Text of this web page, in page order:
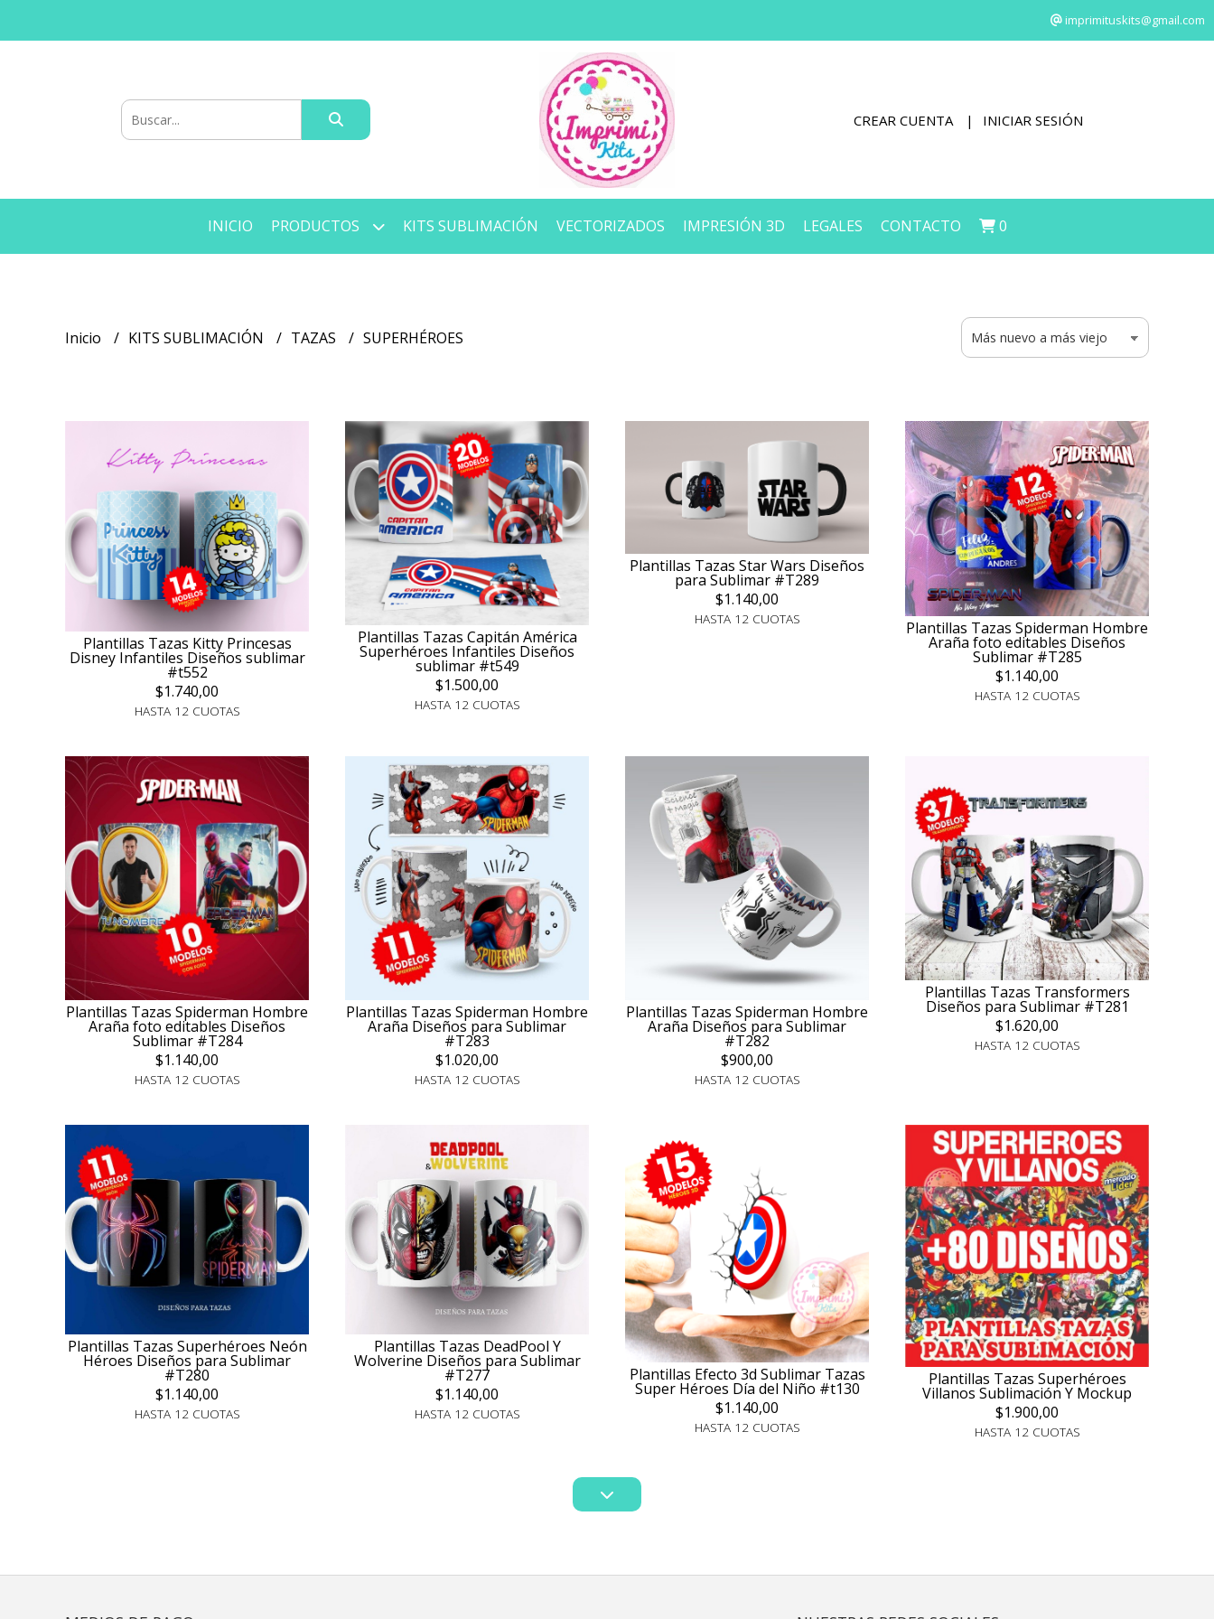
imprimituskits@gmail.com
CREAR CUENTA INICIAR SESIÓN
INICIO PRODUCTOS KITS SUBLIMACIÓN VECTORIZADOS IMPRESIÓN 3D LEGALES CONTACTO 0
Inicio KITS SUBLIMACIÓN TAZAS SUPERHÉROES
Plantillas Tazas Kitty Princesas
Disney Infantiles Diseños sublimar
#t552
$1.740,00
HASTA 12 CUOTAS
Plantillas Tazas Capitán América
Superhéroes Infantiles Diseños
sublimar #t549
$1.500,00
HASTA 12 CUOTAS
Plantillas Tazas Star Wars Diseños
para Sublimar #T289
$1.140,00
HASTA 12 CUOTAS Plantillas Tazas Spiderman Hombre
Araña foto editables Diseños
Sublimar #T285
$1.140,00
HASTA 12 CUOTAS
Plantillas Tazas Spiderman Hombre
Araña foto editables Diseños
Sublimar #T284
$1.140,00
HASTA 12 CUOTAS
Plantillas Tazas Spiderman Hombre
Araña Diseños para Sublimar
#T283
$1.020,00
HASTA 12 CUOTAS
Plantillas Tazas Spiderman Hombre
Araña Diseños para Sublimar
#T282
$900,00
HASTA 12 CUOTAS
Plantillas Tazas Transformers
Diseños para Sublimar #T281
$1.620,00
HASTA 12 CUOTAS
Plantillas Tazas Superhéroes Neón
Héroes Diseños para Sublimar
#T280
$1.140,00
HASTA 12 CUOTAS
Plantillas Tazas DeadPool Y
Wolverine Diseños para Sublimar
#T277
$1.140,00
HASTA 12 CUOTAS
Plantillas Efecto 3d Sublimar Tazas
Super Héroes Día del Niño #t130
$1.140,00
HASTA 12 CUOTAS
Plantillas Tazas Superhéroes
Villanos Sublimación Y Mockup
$1.900,00
HASTA 12 CUOTAS